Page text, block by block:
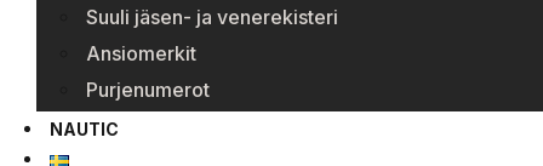
Suuli jäsen- ja venerekisteri
Ansiomerkit
Purjenumerot
NAUTIC